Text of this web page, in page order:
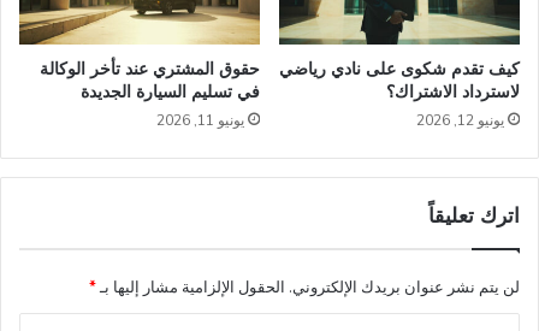
كيف تقدم شكوى على نادي رياضي
لاسترداد الاشتراك؟
يونيو 12, 2026
حقوق المشتري عند تأخر الوكالة
في تسليم السيارة الجديدة
يونيو 11, 2026
اترك تعليقاً
لن يتم نشر عنوان بريدك الإلكتروني. الحقول الإلزامية مشار إليها بـ*